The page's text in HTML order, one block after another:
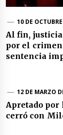
10 DE
Al fin,
por el
sentencia
12 DE MARZO
Apretado por
cerró con